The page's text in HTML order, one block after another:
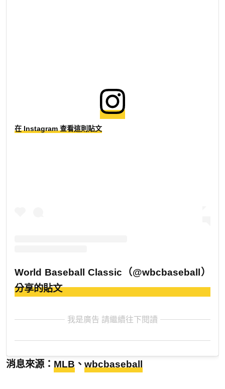
在 Instagram 查看這則貼文
World Baseball Classic（@wbcbaseball）
分享的貼文
我是廣告 請繼續往下閱讀
消息來源： MLB 、 wbcbaseball